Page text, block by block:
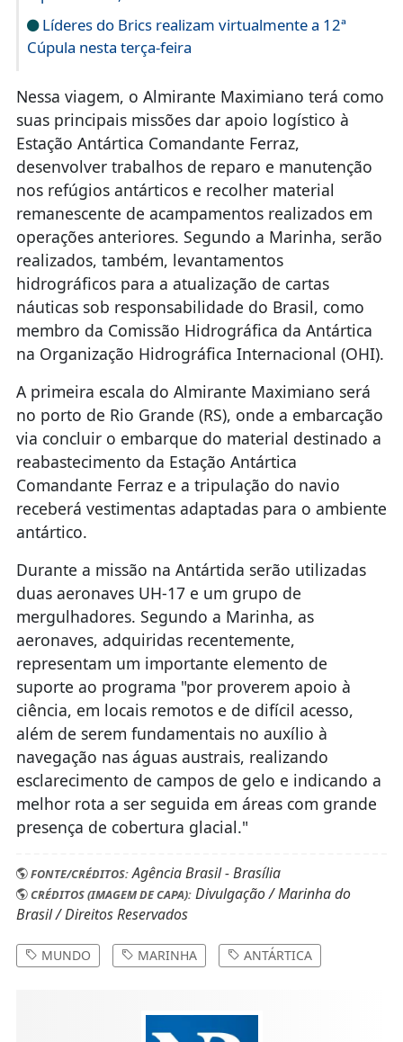
Líderes do Brics realizam virtualmente a 12ª
Cúpula nesta terça-feira
Nessa viagem, o Almirante Maximiano terá como
suas principais missões dar apoio logístico à
Estação Antártica Comandante Ferraz,
desenvolver trabalhos de reparo e manutenção
nos refúgios antárticos e recolher material
remanescente de acampamentos realizados em
operações anteriores. Segundo a Marinha, serão
realizados, também, levantamentos
hidrográficos para a atualização de cartas
náuticas sob responsabilidade do Brasil, como
membro da Comissão Hidrográfica da Antártica
na Organização Hidrográfica Internacional (OHI).
A primeira escala do Almirante Maximiano será
no porto de Rio Grande (RS), onde a embarcação
via concluir o embarque do material destinado a
reabastecimento da Estação Antártica
Comandante Ferraz e a tripulação do navio
receberá vestimentas adaptadas para o ambiente
antártico.
Durante a missão na Antártida serão utilizadas
duas aeronaves UH-17 e um grupo de
mergulhadores. Segundo a Marinha, as
aeronaves, adquiridas recentemente,
representam um importante elemento de
suporte ao programa "por proverem apoio à
ciência, em locais remotos e de difícil acesso,
além de serem fundamentais no auxílio à
navegação nas águas austrais, realizando
esclarecimento de campos de gelo e indicando a
melhor rota a ser seguida em áreas com grande
presença de cobertura glacial."
FONTE/CRÉDITOS:Agência Brasil - Brasília
CRÉDITOS (IMAGEM DE CAPA):Divulgação / Marinha do
Brasil / Direitos Reservados
MUNDO MARINHA ANTÁRTICA